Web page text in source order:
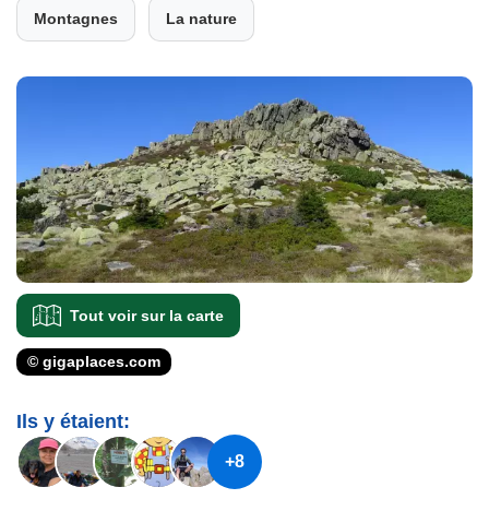
Montagnes La nature
Tout voir sur la carte
© gigaplaces.com
Ils y étaient:
+8